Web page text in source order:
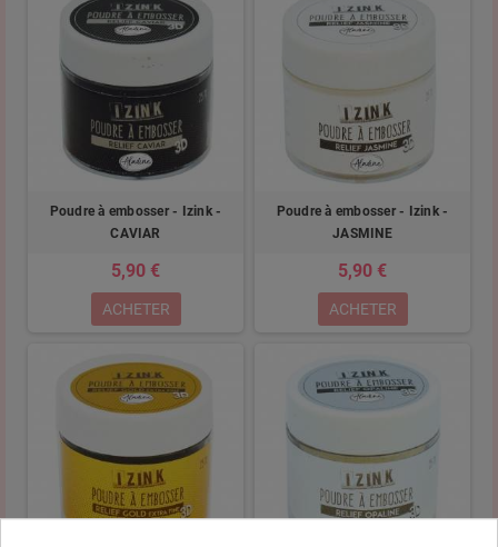
Poudre à embosser - Izink -
CAVIAR
5,90 €
ACHETER
Poudre à embosser - Izink -
JASMINE
5,90 €
ACHETER